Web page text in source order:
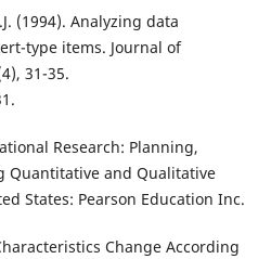
(1994). Analyzing data
type items. Journal of
31-35.
Research: Planning,
Quantitative and Qualitative
States: Pearson Education Inc.
Change According